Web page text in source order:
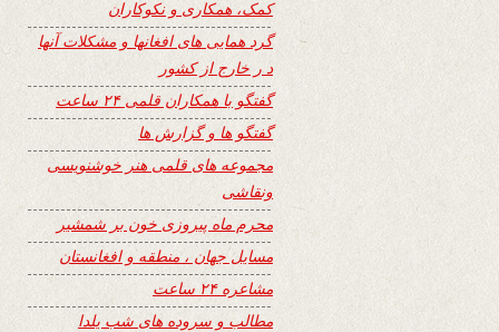
کمک، همکاری و نکوکاران
گرد همایی های افغانها و مشکلات آنها
د ر خارج از کشور
گفتگو با همکاران قلمی ۲۴ ساعت
گفتگو ها و گزارش ها
مجموعه های قلمی هنر خوشنویسی
ونقاشی
محرم ماه پیروزی خون بر شمشیر
مسایل جهان ، منطقه و افغانستان
مشاعره ۲۴ ساعت
مطالب و سروده های شب یلدا